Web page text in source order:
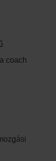
coach